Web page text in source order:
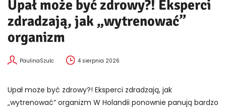
Upał może być zdrowy?! Eksperci
zdradzają, jak „wytrenować”
organizm
PaulinaSzulc 4 sierpnia 2026
Upał może być zdrowy?! Eksperci zdradzają, jak
„wytrenować” organizm W Holandii ponownie panują bardzo